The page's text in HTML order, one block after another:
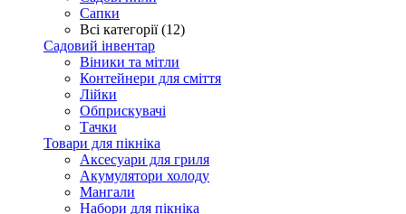
Сапки
Всі категорії (12)
Садовий інвентар
Віники та мітли
Контейнери для сміття
Лійки
Обприскувачі
Тачки
Товари для пікніка
Аксесуари для гриля
Акумулятори холоду
Мангали
Набори для пікніка